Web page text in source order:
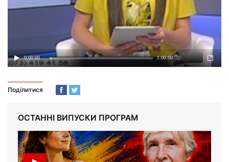
Поділитися
ОСТАННІ ВИПУСКИ ПРОГРАМ